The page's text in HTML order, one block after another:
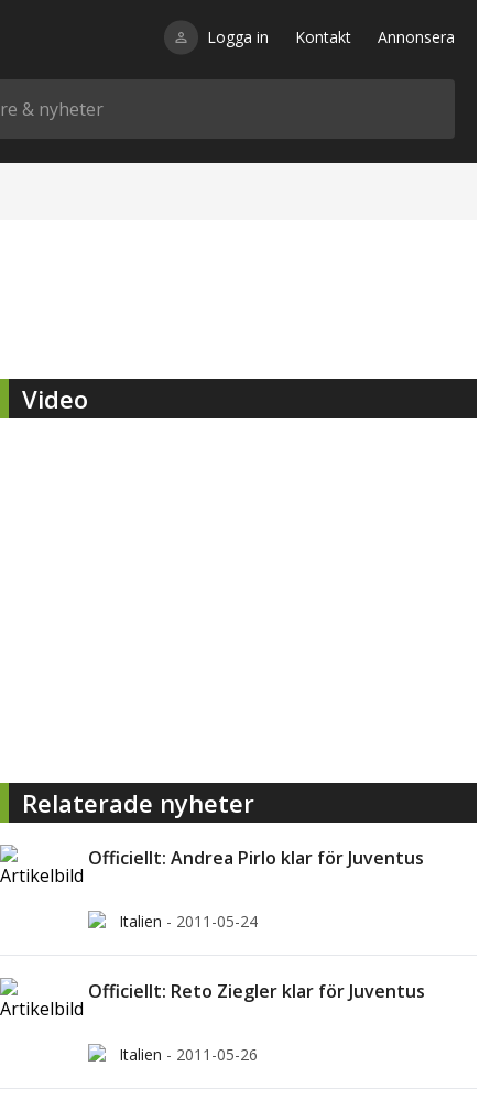
Logga in Kontakt Annonsera
Video
Relaterade nyheter
Officiellt: Andrea Pirlo klar för Juventus
Italien - 2011-05-24
Officiellt: Reto Ziegler klar för Juventus
Italien - 2011-05-26